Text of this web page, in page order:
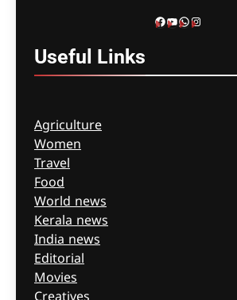
Facebook
YouTube
WhatsApp
Instagram
Useful Links
Agriculture
Women
Travel
Food
World news
Kerala news
India news
Editorial
Movies